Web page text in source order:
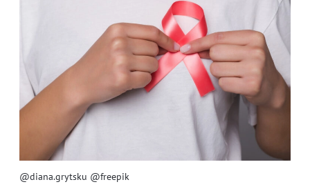
@diana.grytsku @freepik